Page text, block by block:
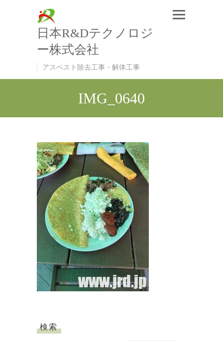
日本R&Dテクノロジ
ー株式会社
アスベスト除去工事・解体工事
IMG_0640
検索